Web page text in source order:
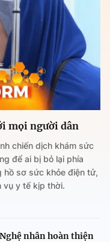
mọi người dân
chiến dịch khám sức
để ai bị bỏ lại phía
hồ sơ sức khỏe điện tử,
vụ y tế kịp thời.
nhân hoàn thiện